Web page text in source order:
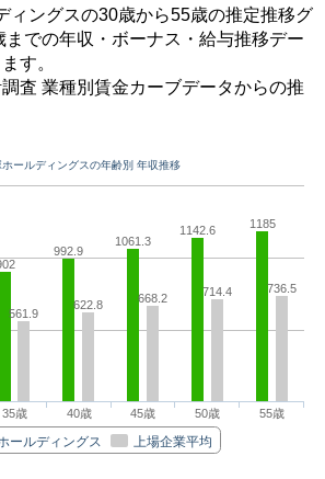
ィングスの30歳から55歳の推定推移グ
での年収・ボーナス・給与推移デー
す。
査 業種別賃金カーブデータからの推
ホールディングスの年齢別 年収推移
992.9
1061.3
1142.6 1185
561.9
622.8 668.2 714.4 736.5
ールディングス 上場企業平均
35歳 40歳 45歳 50歳 55歳